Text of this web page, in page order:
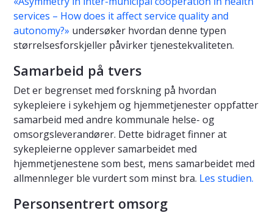
services – How does it affect service quality and
autonomy?» undersøker hvordan denne typen
størrelsesforskjeller påvirker tjenestekvaliteten.
Samarbeid på tvers
Det er begrenset med forskning på hvordan
sykepleiere i sykehjem og hjemmetjenester oppfatter
samarbeid med andre kommunale helse- og
omsorgsleverandører. Dette bidraget finner at
sykepleierne opplever samarbeidet med
hjemmetjenestene som best, mens samarbeidet med
allmennleger ble vurdert som minst bra. Les studien.
Personsentrert omsorg